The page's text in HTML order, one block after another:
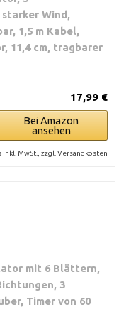
Wind,
1,5 m Kabel,
11,4 cm, tragbarer
17,99 €
Bei Amazon
ansehen
inkl. MwSt., zzgl. Versandkosten
mit 6 Blättern,
3
Timer von 60